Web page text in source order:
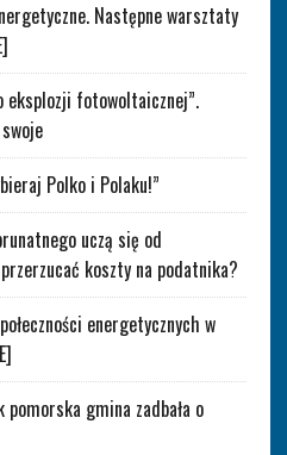
Następne warsztaty
eksplozji fotowoltaicznej”.
Polko i Polaku!”
uczą się od
koszty na podatnika?
energetycznych w
gmina zadbała o